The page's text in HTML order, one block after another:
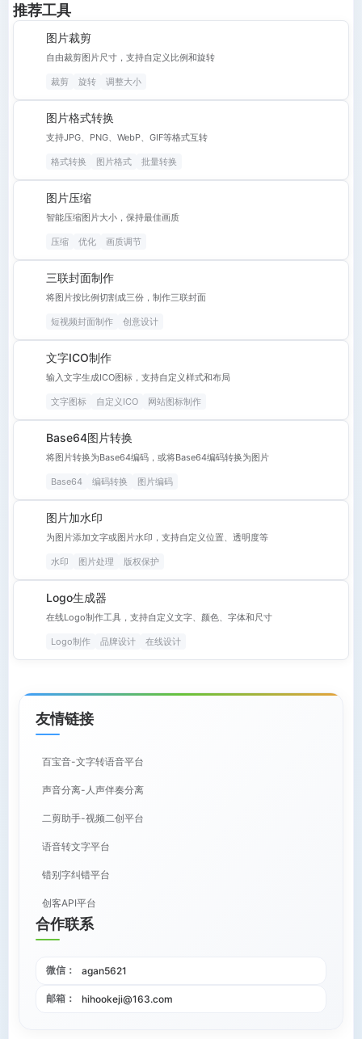
推荐工具
图片裁剪
自由裁剪图片尺寸，支持自定义比例和旋转
裁剪 旋转 调整大小
图片格式转换
支持JPG、PNG、WebP、GIF等格式互转
格式转换 图片格式 批量转换
图片压缩
智能压缩图片大小，保持最佳画质
压缩 优化 画质调节
三联封面制作
将图片按比例切割成三份，制作三联封面
短视频封面制作 创意设计
文字ICO制作
输入文字生成ICO图标，支持自定义样式和布局
文字图标 自定义ICO 网站图标制作
Base64图片转换
将图片转换为Base64编码，或将Base64编码转换为图片
Base64 编码转换 图片编码
图片加水印
为图片添加文字或图片水印，支持自定义位置、透明度等
水印 图片处理 版权保护
Logo生成器
在线Logo制作工具，支持自定义文字、颜色、字体和尺寸
Logo制作 品牌设计 在线设计
友情链接
百宝音-文字转语音平台
声音分离-人声伴奏分离
二剪助手-视频二创平台
语音转文字平台
错别字纠错平台
创客API平台
合作联系
微信： agan5621
邮箱： hihookeji@163.com